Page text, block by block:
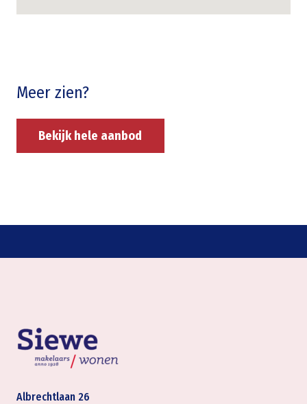
Meer zien?
Bekijk hele aanbod
Albrechtlaan 26